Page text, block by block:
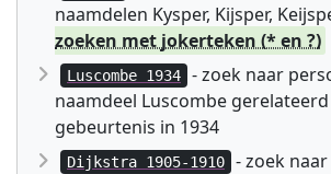
naamdelen Kysper, Kijsper,
zoeken met jokerteken (* en ?)
Luscombe 1934
- zoek naar
naamdeel Luscombe
gebeurtenis in 1934
Dijkstra 1905-1910
- zoek